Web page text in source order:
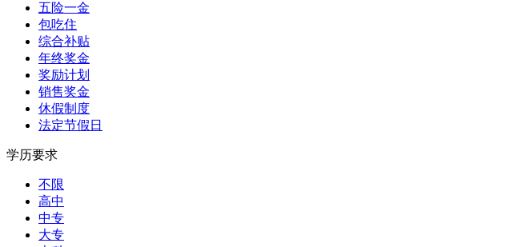
五险一金
包吃住
综合补贴
年终奖金
奖励计划
销售奖金
休假制度
法定节假日
学历要求
不限
高中
中专
大专